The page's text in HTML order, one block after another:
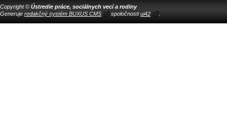
Copyright © Ústredie práce, sociálnych vecí a rodiny
Generuje redakčný systém BUXUS CMS spoločnostiui42